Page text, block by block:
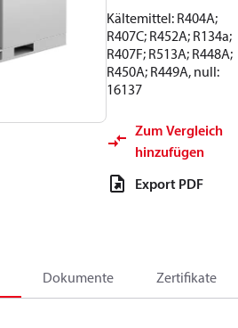
Kältemittel: R404A;
R407C; R452A; R134a;
R407F; R513A; R448A;
R450A; R449A, null:
16137
Zum Vergleich
hinzufügen
Export PDF
Dokumente Zertifikate